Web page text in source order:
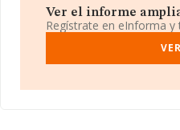
El número de empleados ha
INFORMA, ha contado con
núm. 5 Ptl I. Piso 5, (28033),
Ver el informe
Regístrate en eInforma